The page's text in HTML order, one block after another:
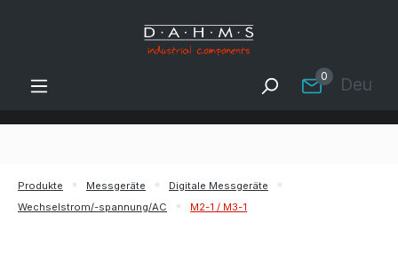
Zum Hauptinhalt springen
0
Produkte Messgeräte
Digitale Messgeräte
Wechselstrom/-spannung/AC
M2-1 / M3-1